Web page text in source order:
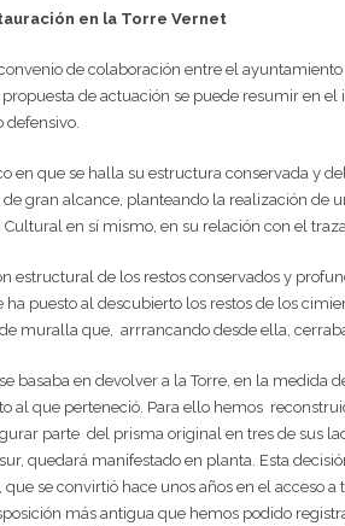
en la Torre Vernet
de colaboración entre el
de actuación se puede resumir en
en que se halla su estructura conservada y
de gran alcance, planteando la realización
en sí mismo, en su relación con el
estructural de los restos conservados y
puesto al descubierto los restos de los
muralla que, arrrancando desde ella,
basaba en devolver a la Torre, en la
al que perteneció. Para ello hemos
parte del prisma original en tres de sus
quedará manifestado en planta. Esta
se convirtió hace unos años en el acceso
más antigua que hemos podido